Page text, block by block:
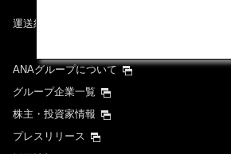
運送約款
ANAグループについて
グループ企業一覧
株主・投資家情報
プレスリリース